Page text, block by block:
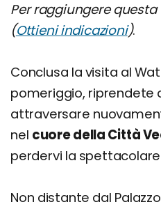
Per raggiungere
(Ottieni indicazioni).
Conclusa la visita al
pomeriggio, riprendete
attraversare
nel cuore della Città
perdervi la spettacolare
Non distante dal